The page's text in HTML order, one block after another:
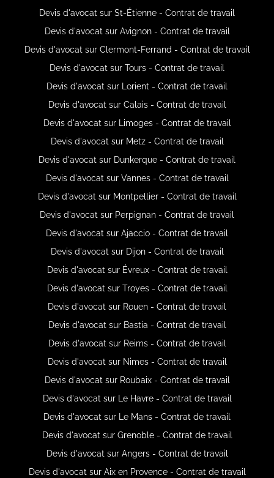
Devis d'avocat sur St-Étienne - Contrat de travail
Devis d'avocat sur Avignon - Contrat de travail
Devis d'avocat sur Clermont-Ferrand - Contrat de travail
Devis d'avocat sur Tours - Contrat de travail
Devis d'avocat sur Lorient - Contrat de travail
Devis d'avocat sur Calais - Contrat de travail
Devis d'avocat sur Limoges - Contrat de travail
Devis d'avocat sur Metz - Contrat de travail
Devis d'avocat sur Dunkerque - Contrat de travail
Devis d'avocat sur Vannes - Contrat de travail
Devis d'avocat sur Montpellier - Contrat de travail
Devis d'avocat sur Perpignan - Contrat de travail
Devis d'avocat sur Ajaccio - Contrat de travail
Devis d'avocat sur Dijon - Contrat de travail
Devis d'avocat sur Évreux - Contrat de travail
Devis d'avocat sur Troyes - Contrat de travail
Devis d'avocat sur Rouen - Contrat de travail
Devis d'avocat sur Bastia - Contrat de travail
Devis d'avocat sur Reims - Contrat de travail
Devis d'avocat sur Nimes - Contrat de travail
Devis d'avocat sur Roubaix - Contrat de travail
Devis d'avocat sur Le Havre - Contrat de travail
Devis d'avocat sur Le Mans - Contrat de travail
Devis d'avocat sur Grenoble - Contrat de travail
Devis d'avocat sur Angers - Contrat de travail
Devis d'avocat sur Aix en Provence - Contrat de travail